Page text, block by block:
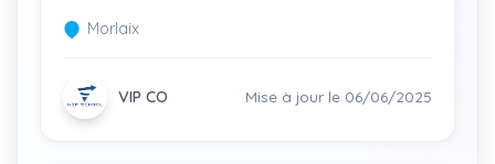
Morlaix
VIP CO Mise à jour le 06/06/2025